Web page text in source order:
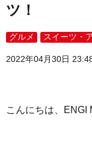
ツ！
グルメ スイーツ・
2022年04月30日
こんにちは、ENGI